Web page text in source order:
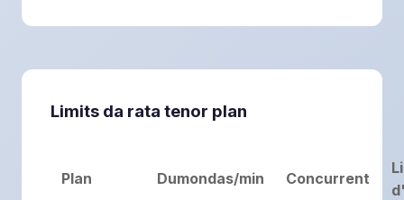
Limits da rata tenor plan
Plan Dumondas/min Concurrent